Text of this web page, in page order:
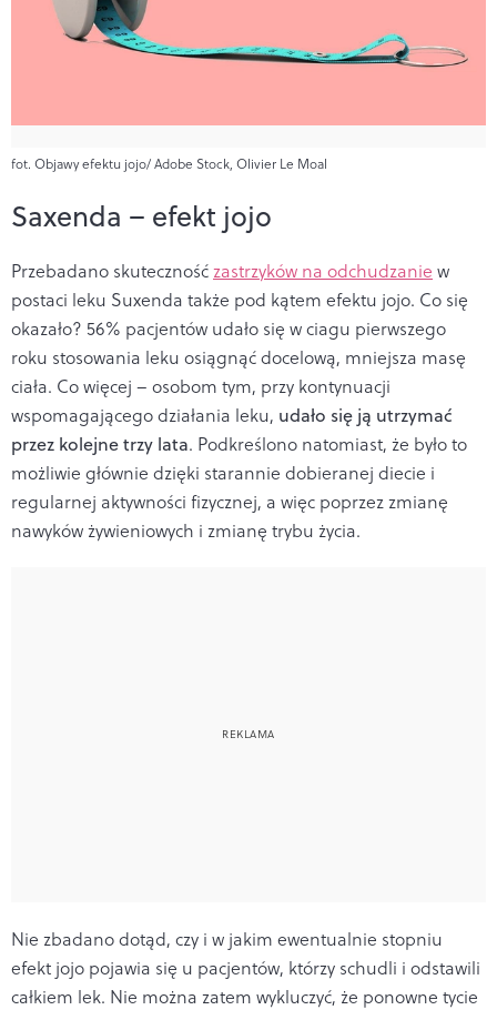
fot. Objawy efektu jojo/ Adobe Stock, Olivier Le Moal
Saxenda – efekt jojo
Przebadano skutecznośćzastrzyków na odchudzanie w
postaci leku Suxenda także pod kątem efektu jojo. Co się
okazało? 56% pacjentów udało się w ciagu pierwszego
roku stosowania leku osiągnąć docelową, mniejsza masę
ciała. Co więcej – osobom tym, przy kontynuacji
wspomagającego działania leku, udało się ją utrzymać
przez kolejne trzy lata. Podkreślono natomiast, że było to
możliwie głównie dzięki starannie dobieranej diecie i
regularnej aktywności fizycznej, a więc poprzez zmianę
nawyków żywieniowych i zmianę trybu życia.
Nie zbadano dotąd, czy i w jakim ewentualnie stopniu
efekt jojo pojawia się u pacjentów, którzy schudli i odstawili
całkiem lek. Nie można zatem wykluczyć, że ponowne tycie